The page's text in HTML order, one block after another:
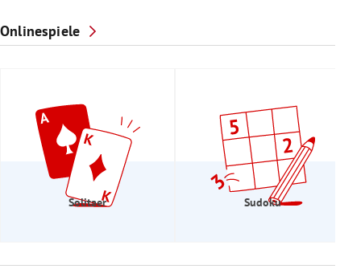
Onlinespiele
Solitaer Sudoku